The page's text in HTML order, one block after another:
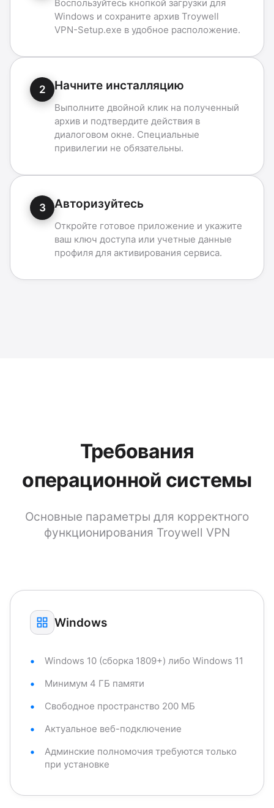
Воспользуйтесь кнопкой загрузки для
Windows и сохраните архив Troywell
VPN-Setup.exe в удобное расположение.
2 Начните инсталляцию
Выполните двойной клик на полученный
архив и подтвердите действия в
диалоговом окне. Специальные
привилегии не обязательны.
3 Авторизуйтесь
Откройте готовое приложение и укажите
ваш ключ доступа или учетные данные
профиля для активирования сервиса.
Требования
операционной системы
Основные параметры для корректного
функционирования Troywell VPN
Windows
Windows 10 (сборка 1809+) либо Windows 11
Минимум 4 ГБ памяти
Свободное пространство 200 МБ
Актуальное веб-подключение
Админские полномочия требуются только
при установке